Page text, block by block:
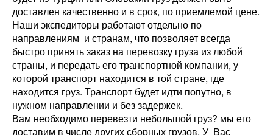
доставлен качественно и в срок, по приемлемой цене.
Наши экспедиторы работают отдельно по
направлениям и странам, что позволяет всегда
быстро принять заказ на перевозку груза из любой
страны, и передать его транспортной компании, у
которой транспорт находится в той стране, где
находится груз. Транспорт будет идти попутно, в
нужном направлении и без задержек.
Вам необходимо перевезти небольшой груз? мы его
доставим в числе других сборных грузов. У Вас